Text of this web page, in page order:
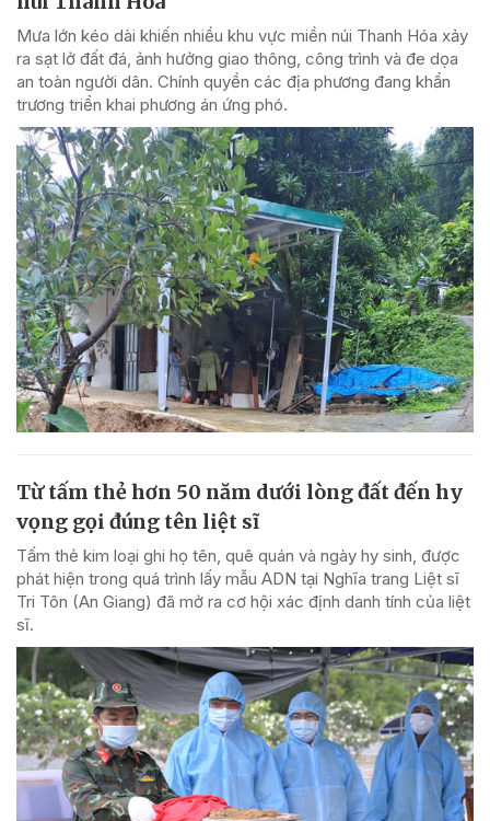
Mưa lớn kéo dài khiến nhiều khu vực miền núi Thanh Hóa xảy
ra sạt lở đất đá, ảnh hưởng giao thông, công trình và đe dọa
an toàn người dân. Chính quyền các địa phương đang khẩn
trương triển khai phương án ứng phó.
Từ tấm thẻ hơn 50 năm dưới lòng đất đến hy
vọng gọi đúng tên liệt sĩ
Tấm thẻ kim loại ghi họ tên, quê quán và ngày hy sinh, được
phát hiện trong quá trình lấy mẫu ADN tại Nghĩa trang Liệt sĩ
Tri Tôn (An Giang) đã mở ra cơ hội xác định danh tính của liệt
sĩ.